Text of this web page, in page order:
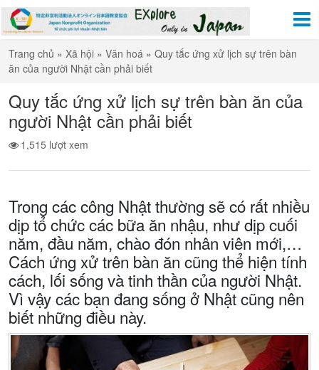
Trang chủ » Xã hội » Văn hoá » Quy tắc ứng xử lịch sự trên bàn
ăn của người Nhật cần phải biết
Quy tắc ứng xử lịch sự trên bàn ăn của
người Nhật cần phải biết
1,515 lượt xem
Trong các công Nhật thường sẽ có rất nhiều
dịp tổ chức các bữa ăn nhậu, như dịp cuối
năm, đầu năm, chào đón nhân viên mới,…
Cách ứng xử trên bàn ăn cũng thể hiện tính
cách, lối sống và tinh thần của người Nhật.
Vì vậy các bạn đang sống ở Nhật cũng nên
biết những điều này.